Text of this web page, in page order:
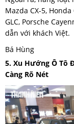
Mazda CX-5, Honda
GLC, Porsche
dẫn với khách Việt.
Bá Hùng
5. Xu Hướng Ô Tô
Càng Rõ Nét